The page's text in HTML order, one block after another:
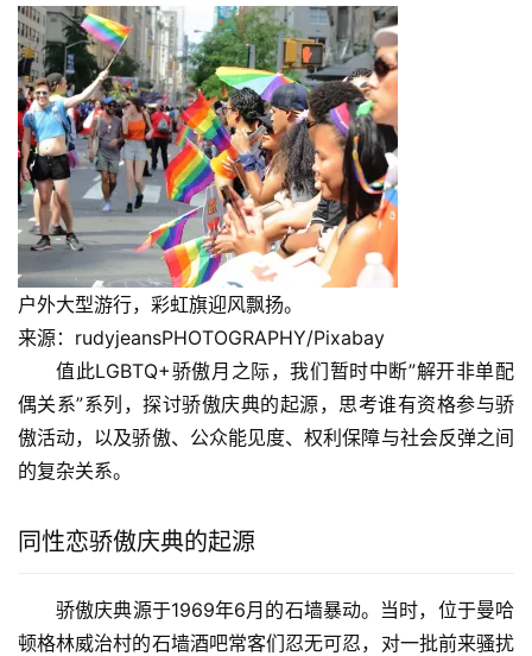
户外大型游行，彩虹旗迎风飘扬。
来源：rudyjeansPHOTOGRAPHY/Pixabay
值此LGBTQ+骄傲月之际，我们暂时中断”解开非单配
偶关系”系列，探讨骄傲庆典的起源，思考谁有资格参与骄
傲活动，以及骄傲、公众能见度、权利保障与社会反弹之间
的复杂关系。
同性恋骄傲庆典的起源
骄傲庆典源于1969年6月的石墙暴动。当时，位于曼哈
顿格林威治村的石墙酒吧常客们忍无可忍，对一批前来骚扰